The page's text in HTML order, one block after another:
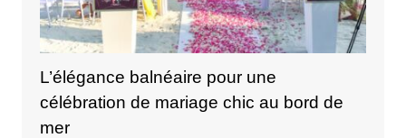
L’élégance balnéaire pour une
célébration de mariage chic au bord de
mer